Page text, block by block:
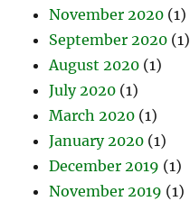
November 2020 (1)
September 2020 (1)
August 2020 (1)
July 2020 (1)
March 2020 (1)
January 2020 (1)
December 2019 (1)
November 2019 (1)